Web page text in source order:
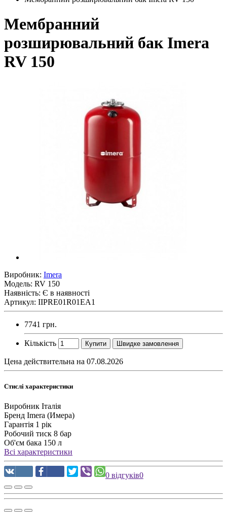
Мембранний
розширювальний бак Imera
RV 150
Виробник: Imera
Модель: RV 150
Наявність: Є в наявності
Артикул: IIPRE01R01EA1
7741 грн.
Кількість Купити Швидке замовлення
Цена действительна на 07.08.2026
Стислі характеристики
Виробник Італія
Бренд Imera (Имера)
Гарантія 1 рік
Робочий тиск 8 бар
Об'єм бака 150 л
Всі характеристики
0 відгуків0